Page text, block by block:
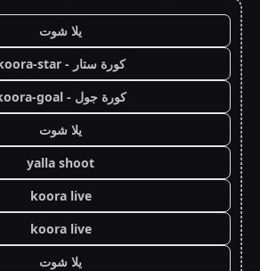
يلا شوت
كورة ستار - koora-star
كورة جول - koora-goal
يلا شوت
yalla shoot
koora live
koora live
يلا شوت